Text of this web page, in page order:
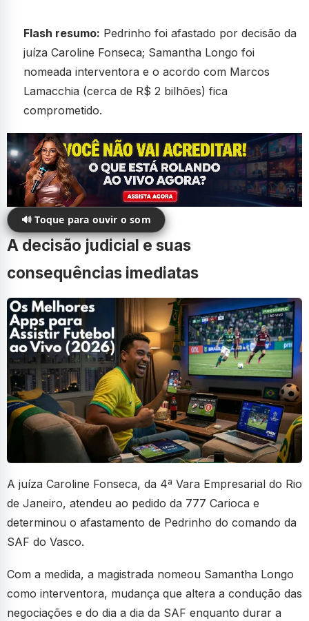
Flash resumo: Pedrinho foi afastado por decisão da
juíza Caroline Fonseca; Samantha Longo foi
nomeada interventora e o acordo com Marcos
Lamacchia (cerca de R$ 2 bilhões) fica
comprometido.
🔊 Toque para ouvir o som
A decisão judicial e suas
consequências imediatas
A juíza Caroline Fonseca, da 4ª Vara Empresarial do Rio
de Janeiro, atendeu ao pedido da 777 Carioca e
determinou o afastamento de Pedrinho do comando da
SAF do Vasco.
Com a medida, a magistrada nomeou Samantha Longo
como interventora, mudança que altera a condução das
negociações e do dia a dia da SAF enquanto durar a